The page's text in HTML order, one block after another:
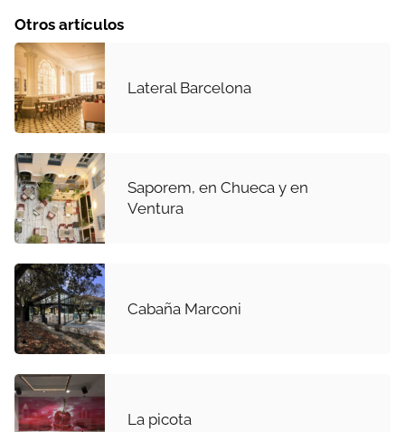
Otros artículos
Lateral Barcelona
Saporem, en Chueca y en
Ventura
Cabaña Marconi
La picota